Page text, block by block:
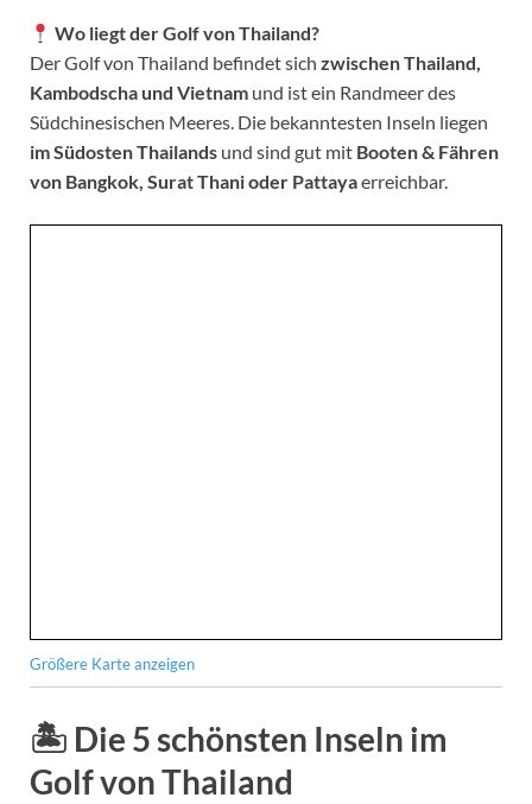
Wo liegt der Golf von Thailand?
Der Golf von Thailand befindet sich zwischen Thailand,
Kambodscha und Vietnam und ist ein Randmeer des
Südchinesischen Meeres. Die bekanntesten Inseln liegen
im Südosten Thailands und sind gut mit Booten & Fähren
von Bangkok, Surat Thani oder Pattayaerreichbar.
Größere Karte anzeigen
🏝 Die 5 schönsten Inseln im
Golf von Thailand